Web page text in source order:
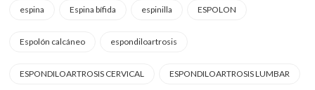
espina Espina bífida espinilla ESPOLON
Espolón calcáneo espondiloartrosis
ESPONDILOARTROSIS CERVICAL ESPONDILOARTROSIS LUMBAR